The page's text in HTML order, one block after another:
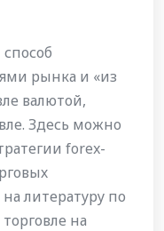
рынка и «из
валютой,
Здесь можно
forex-
литературу по
на